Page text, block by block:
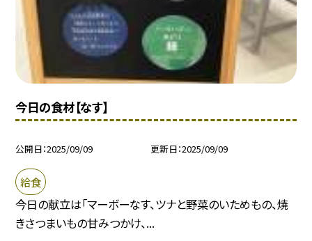
今日の食材【なす】
公開日 2025/09/09 更新日 2025/09/09
給食
今日の献立は「マーボーなす、ツナと野菜のいためもの、焼
きさつまいもの甘みつかけ、...